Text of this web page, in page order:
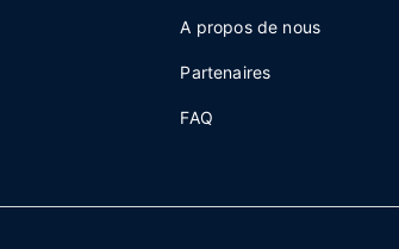
A propos de nous
Partenaires
FAQ